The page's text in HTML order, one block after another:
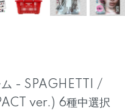
ム - SPAGHETTI /
ver.) 6種中選択